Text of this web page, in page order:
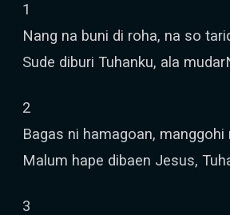
1
Nang na buni di roha, na so
Sude diburi Tuhanku, ala
2
Bagas ni hamagoan, manggohi
Malum hape dibaen Jesus,
3